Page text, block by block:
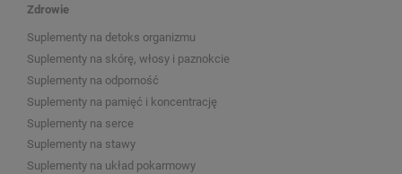
Zdrowie
Suplementy na detoks organizmu
Suplementy na skórę, włosy i paznokcie
Suplementy na odporność
Suplementy na pamięć i koncentrację
Suplementy na serce
Suplementy na stawy
Suplementy na układ pokarmowy